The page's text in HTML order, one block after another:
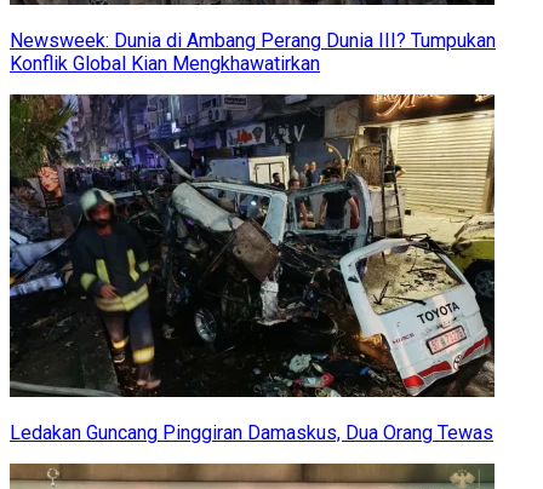
Newsweek: Dunia di Ambang Perang Dunia III? Tumpukan
Konflik Global Kian Mengkhawatirkan
Ledakan Guncang Pinggiran Damaskus, Dua Orang Tewas